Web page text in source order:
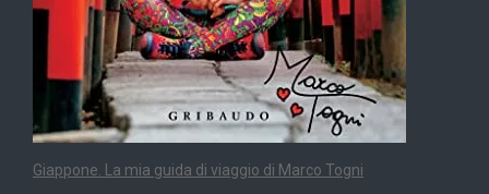
Giappone. La mia guida di viaggio di Marco Togni